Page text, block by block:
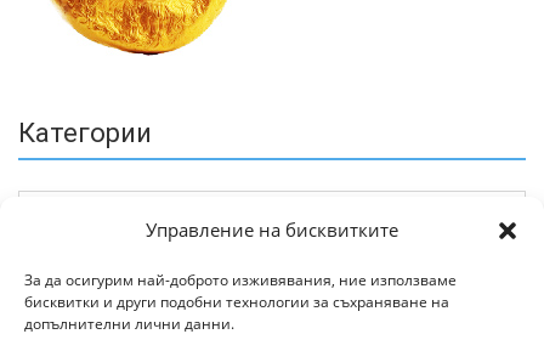
Управление на бисквитките
За да осигурим най-доброто изживявания, ние използваме
бисквитки и други подобни технологии за съхраняване на
допълнителни лични данни.
Категории
Архив